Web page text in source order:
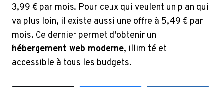
3,99 € par mois. Pour ceux qui veulent un plan qui
va plus loin, il existe aussi une offre à 5,49 € par
mois. Ce dernier permet d’obtenir un
hébergement web moderne, illimité et
accessible à tous les budgets.